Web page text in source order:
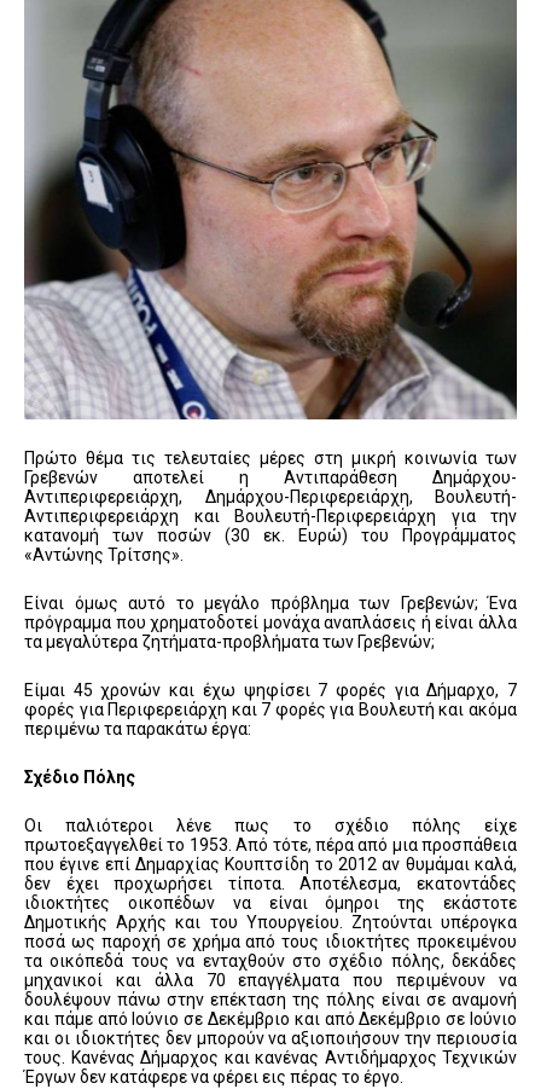
Πρώτο θέμα τις τελευταίες μέρες στη μικρή κοινωνία των
Γρεβενών αποτελεί η Αντιπαράθεση Δημάρχου-
Αντιπεριφερειάρχη, Δημάρχου-Περιφερειάρχη, Βουλευτή-
Αντιπεριφερειάρχη και Βουλευτή-Περιφερειάρχη για την
κατανομή των ποσών (30 εκ. Ευρώ) του Προγράμματος
«Αντώνης Τρίτσης».
Είναι όμως αυτό το μεγάλο πρόβλημα των Γρεβενών; Ένα
πρόγραμμα που χρηματοδοτεί μονάχα αναπλάσεις ή είναι άλλα
τα μεγαλύτερα ζητήματα-προβλήματα των Γρεβενών;
Είμαι 45 χρονών και έχω ψηφίσει 7 φορές για Δήμαρχο, 7
φορές για Περιφερειάρχη και 7 φορές για Βουλευτή και ακόμα
περιμένω τα παρακάτω έργα:
Σχέδιο Πόλης
Οι παλιότεροι λένε πως το σχέδιο πόλης είχε
πρωτοεξαγγελθεί το 1953. Από τότε, πέρα από μια προσπάθεια
που έγινε επί Δημαρχίας Κουπτσίδη το 2012 αν θυμάμαι καλά,
δεν έχει προχωρήσει τίποτα. Αποτέλεσμα, εκατοντάδες
ιδιοκτήτες οικοπέδων να είναι όμηροι της εκάστοτε
Δημοτικής Αρχής και του Υπουργείου. Ζητούνται υπέρογκα
ποσά ως παροχή σε χρήμα από τους ιδιοκτήτες προκειμένου
τα οικόπεδά τους να ενταχθούν στο σχέδιο πόλης, δεκάδες
μηχανικοί και άλλα 70 επαγγέλματα που περιμένουν να
δουλέψουν πάνω στην επέκταση της πόλης είναι σε αναμονή
και πάμε από Ιούνιο σε Δεκέμβριο και από Δεκέμβριο σε Ιούνιο
και οι ιδιοκτήτες δεν μπορούν να αξιοποιήσουν την περιουσία
τους. Κανένας Δήμαρχος και κανένας Αντιδήμαρχος Τεχνικών
Έργων δεν κατάφερε να φέρει εις πέρας το έργο.